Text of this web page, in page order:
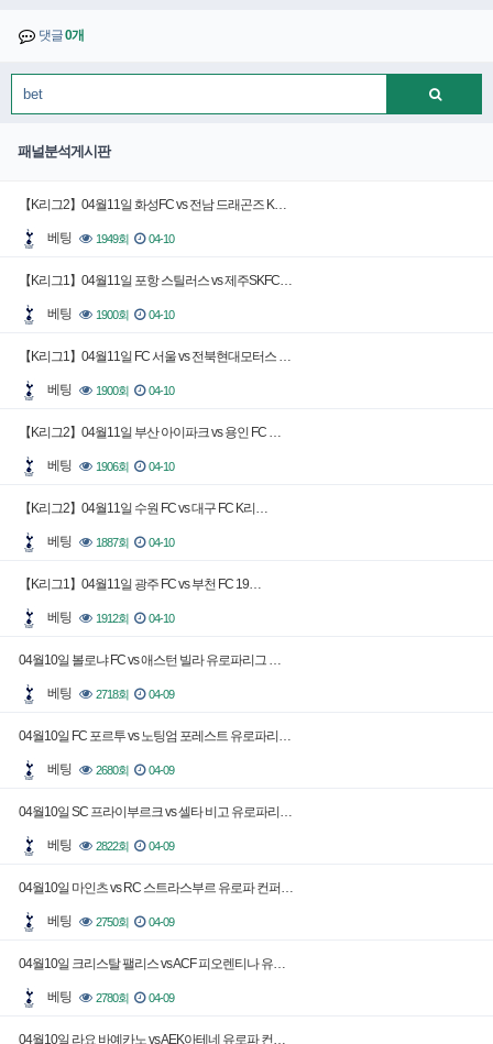
댓글0개
패널분석게시판
【K리그2】04월11일 화성FC vs 전남 드래곤즈 K…
베팅 1949회 04-10
【K리그1】04월11일 포항 스틸러스 vs 제주SKFC…
베팅 1900회 04-10
【K리그1】04월11일 FC 서울 vs 전북현대모터스 …
베팅 1900회 04-10
【K리그2】04월11일 부산 아이파크 vs 용인 FC …
베팅 1906회 04-10
【K리그2】04월11일 수원 FC vs 대구 FC K리…
베팅 1887회 04-10
【K리그1】04월11일 광주 FC vs 부천 FC 19…
베팅 1912회 04-10
04월10일 볼로냐 FC vs 애스턴 빌라 유로파리그 …
베팅 2718회 04-09
04월10일 FC 포르투 vs 노팅엄 포레스트 유로파리…
베팅 2680회 04-09
04월10일 SC 프라이부르크 vs 셀타 비고 유로파리…
베팅 2822회 04-09
04월10일 마인츠 vs RC 스트라스부르 유로파 컨퍼…
베팅 2750회 04-09
04월10일 크리스탈 팰리스 vs ACF 피오렌티나 유…
베팅 2780회 04-09
04월10일 라요 바예카노 vs AEK아테네 유로파 컨…